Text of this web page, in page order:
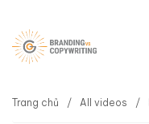
Trang chủ All videos